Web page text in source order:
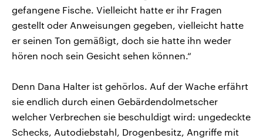
gefangene Fische. Vielleicht hatte er ihr Fragen
gestellt oder Anweisungen gegeben, vielleicht hatte
er seinen Ton gemäßigt, doch sie hatte ihn weder
hören noch sein Gesicht sehen können.“
Denn Dana Halter ist gehörlos. Auf der Wache erfährt
sie endlich durch einen Gebärdendolmetscher
welcher Verbrechen sie beschuldigt wird: ungedeckte
Schecks, Autodiebstahl, Drogenbesitz, Angriffe mit